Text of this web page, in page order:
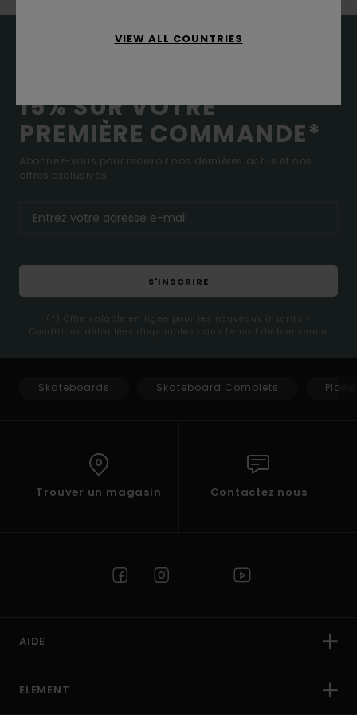
15% SUR VOTRE
PREMIÈRE COMMANDE*
Abonnez-vous pour recevoir nos dernières actus et nos
offres exclusives.
S'INSCRIRE
(*) Offre valable en ligne pour les nouveaux inscrits -
Conditions détaillées disponibles dans l'email de bienvenue
Skateboards Skateboard Complets
Trouver un magasin Contactez nous
AIDE
ELEMENT
VIEW ALL COUNTRIES